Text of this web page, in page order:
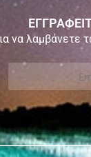
να λαμβάνετε